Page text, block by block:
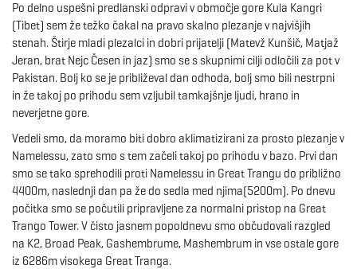
l
e
Po delno uspešni predlanski odpravi v območje gore Kula Kangri
(Tibet) sem že težko čakal na pravo skalno plezanje v najvišjih
stenah. Štirje mladi plezalci in dobri prijatelji (Matevž Kunšič, Matjaž
Jeran, brat Nejc Česen in jaz) smo se s skupnimi cilji odločili za pot v
Pakistan. Bolj ko se je približeval dan odhoda, bolj smo bili nestrpni
in že takoj po prihodu sem vzljubil tamkajšnje ljudi, hrano in
neverjetne gore.
Vedeli smo, da moramo biti dobro aklimatizirani za prosto plezanje v
Namelessu, zato smo s tem začeli takoj po prihodu v bazo. Prvi dan
smo se tako sprehodili proti Namelessu in Great Trangu do približno
4400m, naslednji dan pa že do sedla med njima(5200m). Po dnevu
počitka smo se počutili pripravljene za normalni pristop na Great
Trango Tower. V čisto jasnem popoldnevu smo občudovali razgled
na K2, Broad Peak, Gashembrume, Mashembrum in vse ostale gore
iz 6286m visokega Great Tranga.